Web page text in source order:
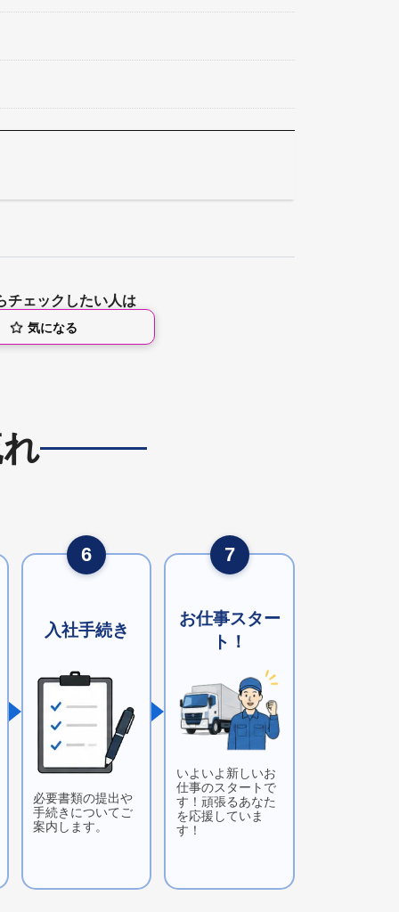
チェックしたい人は
気になる
6
入社手続き
必要書類の提出や
手続きについてご
案内します。
7
お仕事スター
ト！
いよいよ新しいお
仕事のスタートで
す！頑張るあなた
を応援していま
す！